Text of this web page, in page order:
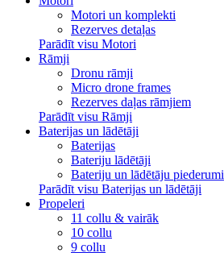
Motori un komplekti
Rezerves detaļas
Parādīt visu Motori
Rāmji
Dronu rāmji
Micro drone frames
Rezerves daļas rāmjiem
Parādīt visu Rāmji
Baterijas un lādētāji
Baterijas
Bateriju lādētāji
Bateriju un lādētāju piederumi
Parādīt visu Baterijas un lādētāji
Propeleri
11 collu & vairāk
10 collu
9 collu